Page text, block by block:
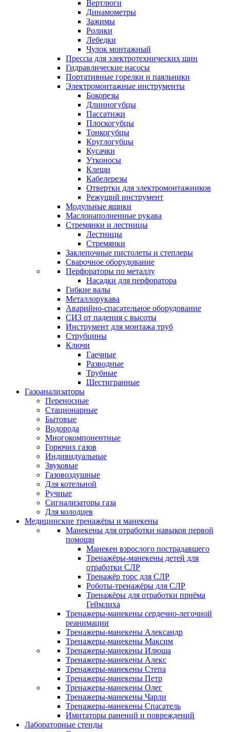
Вертлюги
Динамометры
Зажимы
Ролики
Лебедки
Чулок монтажный
Прессы для электротехнических шин
Гидравлические насосы
Портативные горелки и паяльники
Электромонтажные инструменты
Бокорезы
Длинногубцы
Пассатижи
Плоскогубцы
Тонкогубцы
Круглогубцы
Кусачки
Утконосы
Клещи
Кабелерезы
Отвертки для электромонтажников
Режущий инструмент
Модульные ящики
Маслонаполненные рукава
Стремянки и лестницы
Лестницы
Стремянки
Заклепочные пистолеты и степлеры
Сварочное оборудование
Перфораторы по металлу
Насадки для перфоратора
Гибкие валы
Металлорукава
Аварийно-спасательное оборудование
СИЗ от падения с высоты
Инструмент для монтажа труб
Струбцины
Ключи
Гаечные
Разводные
Трубные
Шестигранные
Газоанализаторы
Переносные
Стационарные
Бытовые
Водорода
Многокомпонентные
Горючих газов
Индивидуальные
Звуковые
Газовоздушные
Для котельной
Ручные
Сигнализаторы газа
Для колодцев
Медицинские тренажёры и манекены
Манекены для отработки навыков первой
помощи
Манекен взрослого пострадавшего
Тренажёры-манекены детей для
отработки СЛР
Тренажёр торс для СЛР
Роботы-тренажёры для СЛР
Тренажёры для отработки приёма
Геймлиха
Тренажеры-манекены сердечно-легочной
реанимации
Тренажеры-манекены Александр
Тренажеры-манекены Максим
Тренажеры-манекены Илюша
Тренажеры-манекены Алекс
Тренажеры-манекены Степа
Тренажеры-манекены Петр
Тренажеры-манекены Олег
Тренажеры-манекены Чарли
Тренажеры-манекены Спасатель
Имитаторы ранений и повреждений
Лабораторные стенды